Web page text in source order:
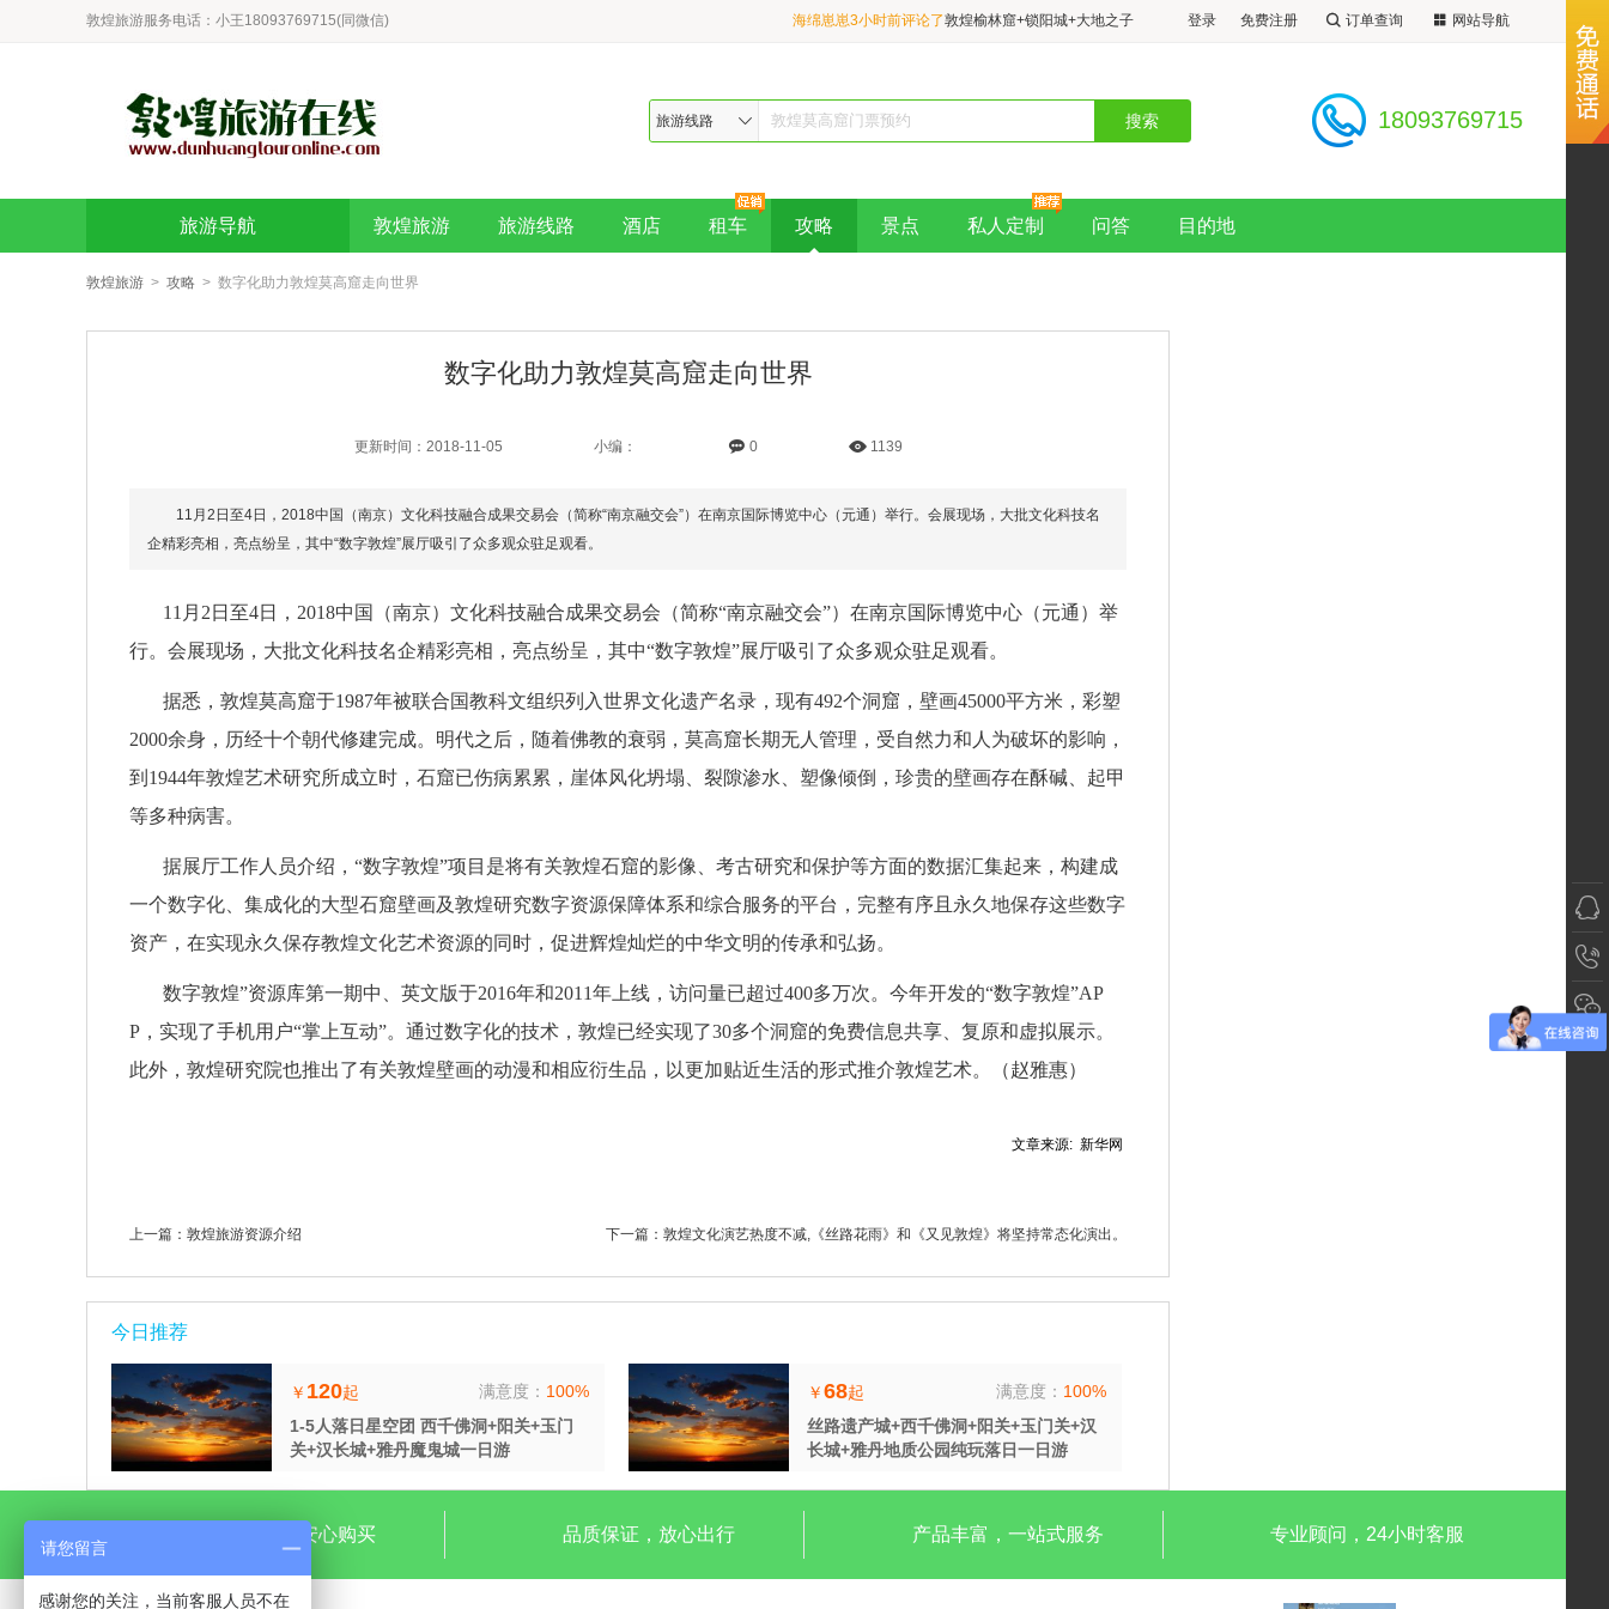
敦煌旅游服务电话： 小王18093769715(同微信) 登录 免费注册 订单查询 网站导航
海绵崽崽3小时前评论了敦煌榆林窟+锁阳城+大地之子
车接送 赠伴手礼
海绵崽崽2小时前评论了丝路遗产城+西千佛洞+阳关+玉
门关+汉长城+雅丹地质公园纯玩落日一日游
旅游线路 18093769715
旅游导航 敦煌旅游 旅游线路 酒店 租车 攻略 景点 私人定制 问答 目的地
敦煌旅游 > 攻略 > 数字化助力敦煌莫高窟走向世界
数字化助力敦煌莫高窟走向世界
更新时间：2018-11-05 小编： 0 1139
11月2日至4日，2018中国（南京）文化科技融合成果交易会（简称“南京融交会”）在南京国际博览中心（元通）举行。会展现场，大批文化科技名
企精彩亮相，亮点纷呈，其中“数字敦煌”展厅吸引了众多观众驻足观看。
11月2日至4日，2018中国（南京）文化科技融合成果交易会（简称“南京融交会”）在南京国际博览中心（元通）举
行。会展现场，大批文化科技名企精彩亮相，亮点纷呈，其中“数字敦煌”展厅吸引了众多观众驻足观看。
据悉，敦煌莫高窟于1987年被联合国教科文组织列入世界文化遗产名录，现有492个洞窟，壁画45000平方米，彩塑
2000余身，历经十个朝代修建完成。明代之后，随着佛教的衰弱，莫高窟长期无人管理，受自然力和人为破坏的影响，
到1944年敦煌艺术研究所成立时，石窟已伤病累累，崖体风化坍塌、裂隙渗水、塑像倾倒，珍贵的壁画存在酥碱、起甲
等多种病害。
据展厅工作人员介绍，“数字敦煌”项目是将有关敦煌石窟的影像、考古研究和保护等方面的数据汇集起来，构建成
一个数字化、集成化的大型石窟壁画及敦煌研究数字资源保障体系和综合服务的平台，完整有序且永久地保存这些数字
资产，在实现永久保存教煌文化艺术资源的同时，促进辉煌灿烂的中华文明的传承和弘扬。
数字敦煌”资源库第一期中、英文版于2016年和2011年上线，访问量已超过400多万次。今年开发的“数字敦煌”AP
P，实现了手机用户“掌上互动”。通过数字化的技术，敦煌已经实现了30多个洞窟的免费信息共享、复原和虚拟展示。
此外，敦煌研究院也推出了有关敦煌壁画的动漫和相应衍生品，以更加贴近生活的形式推介敦煌艺术。（赵雅惠）
文章来源: 新华网
上一篇： 敦煌旅游资源介绍 下一篇： 敦煌文化演艺热度不减,《丝路花雨》和《又见敦煌》将坚持常态化演出。
今日推荐
￥ 120起 满意度： 100%
1-5人落日星空团 西千佛洞+阳关+玉门
关+汉长城+雅丹魔鬼城一日游
￥68起 满意度： 100%
丝路遗产城+西千佛洞+阳关+玉门关+汉
长城+雅丹地质公园纯玩落日一日游
价格公正，安心购买 品质保证，放心出行 产品丰富，一站式服务 专业顾问，24小时客服
请您留言
感谢您的关注，当前客服人员不在